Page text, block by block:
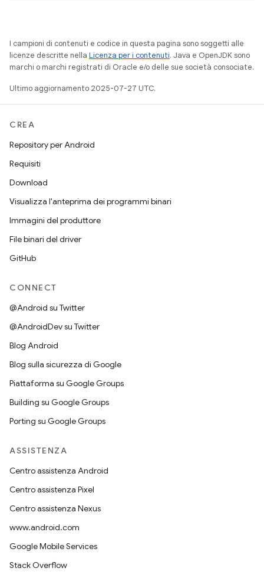
I campioni di contenuti e codice in questa pagina sono soggetti alle
licenze descritte nella Licenza per i contenuti. Java e OpenJDK sono
marchi o marchi registrati di Oracle e/o delle sue società consociate.
Ultimo aggiornamento 2025-07-27 UTC.
CREA
Repository per Android
Requisiti
Download
Visualizza l'anteprima dei programmi binari
Immagini del produttore
File binari del driver
GitHub
CONNECT
@Android su Twitter
@AndroidDev su Twitter
Blog Android
Blog sulla sicurezza di Google
Piattaforma su Google Groups
Building su Google Groups
Porting su Google Groups
ASSISTENZA
Centro assistenza Android
Centro assistenza Pixel
Centro assistenza Nexus
www.android.com
Google Mobile Services
Stack Overflow